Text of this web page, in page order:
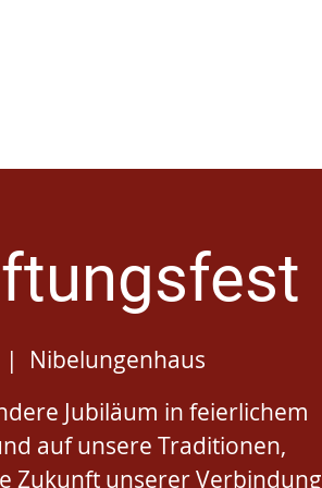
|
Nibelungenhaus
Jubiläum in feierlichem
auf unsere Traditionen,
Zukunft unserer Verbindung